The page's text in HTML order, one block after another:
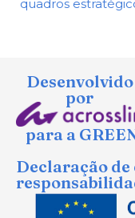
quadros
Desenvolvido
por
para a
Declaração de